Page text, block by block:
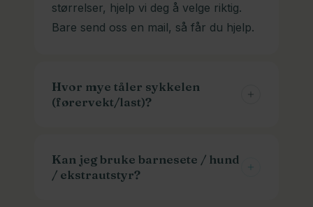
størrelser, hjelp vi deg å velge riktig.
Bare send oss en mail, så får du hjelp.
Hvor mye tåler sykkelen
(førervekt/last)?
faktaarket/produktinfo. Ved lastesykler
er det normalt angitt vekt på syklist +
Kan jeg bruke barnesete / hund
/ ekstrautstyr?